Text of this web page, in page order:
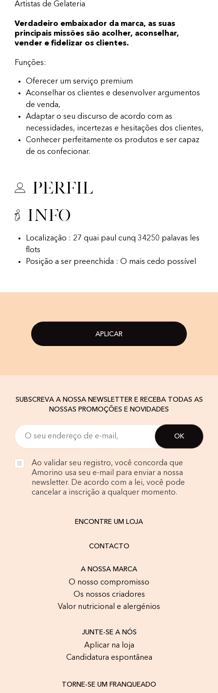
Artistas de Gelateria
Verdadeiro embaixador da marca, as suas
principais missões são acolher, aconselhar,
vender e fidelizar os clientes.
Funções:
Oferecer um serviço premium
Aconselhar os clientes e desenvolver argumentos
de venda,
Adaptar o seu discurso de acordo com as
necessidades, incertezas e hesitações dos clientes,
Conhecer perfeitamente os produtos e ser capaz
de os confecionar.
Perfil
Info
Localização : 27 quai paul cunq 34250 palavas les
flots
Posição a ser preenchida : O mais cedo possível
APLICAR
SUBSCREVA A NOSSA NEWSLETTER E RECEBA TODAS AS
NOSSAS PROMOÇÕES E NOVIDADES
Ao validar seu registro, você concorda que
Amorino usa seu e-mail para enviar a nossa
newsletter. De acordo com a lei, você pode
cancelar a inscrição a qualquer momento.
ENCONTRE UM LOJA
CONTACTO
A NOSSA MARCA
O nosso compromisso
Os nossos criadores
Valor nutricional e alergénios
JUNTE-SE A NÓS
Aplicar na loja
Candidatura espontânea
TORNE-SE UM FRANQUEADO